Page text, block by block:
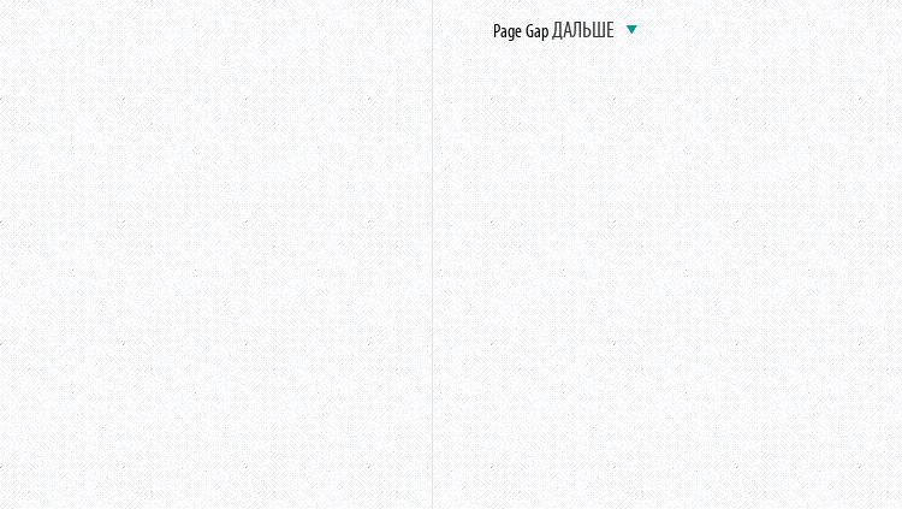
Page GapДАЛЬШЕ